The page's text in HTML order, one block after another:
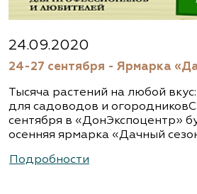
24.09.2020
24-27 сентября - Ярмарка
Тысяча растений на любой
для садоводов и
сентября в «ДонЭкспоцентр»
осенняя ярмарка «Дачный
Подробности